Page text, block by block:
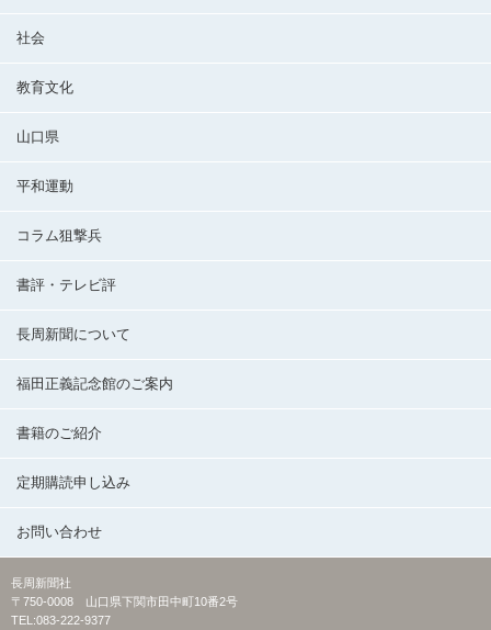
社会
教育文化
山口県
平和運動
コラム狙撃兵
書評・テレビ評
長周新聞について
福田正義記念館のご案内
書籍のご紹介
定期購読申し込み
お問い合わせ
長周新聞社
〒750-0008 山口県下関市田中町10番2号
TEL:083-222-9377